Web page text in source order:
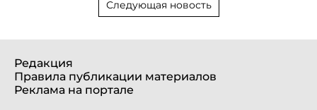
Следующая новость
Редакция
Правила публикации материалов
Реклама на портале